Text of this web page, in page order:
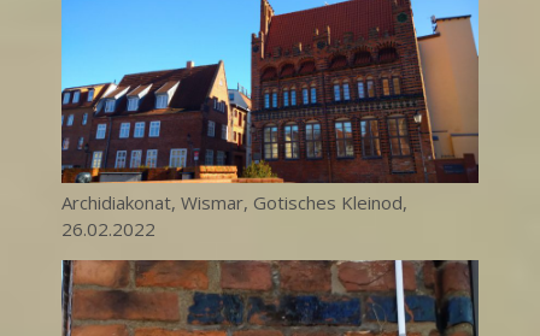
Archidiakonat, Wismar, Gotisches Kleinod,
26.02.2022